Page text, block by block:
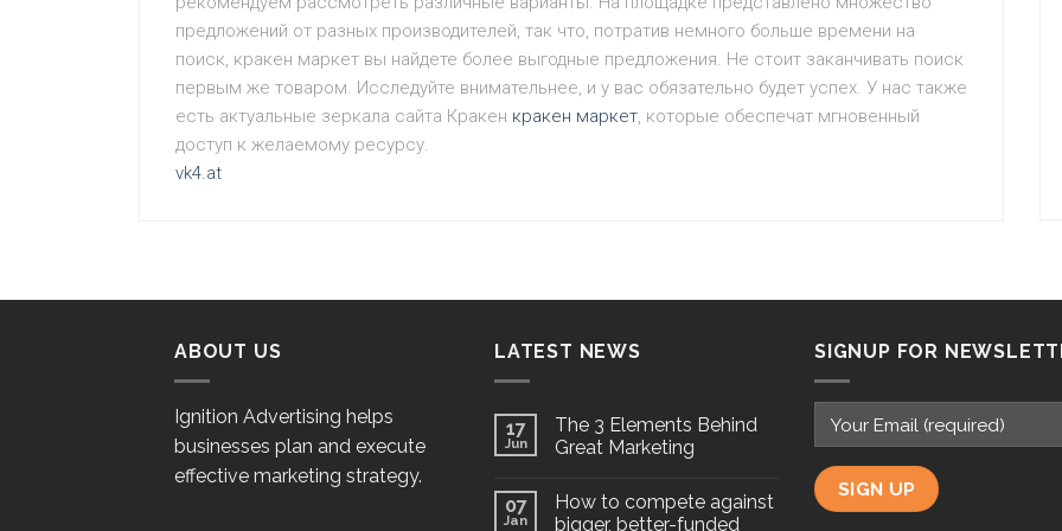
предложений от разных производителей, так что, потратив немного больше времени на
поиск, кракен маркет вы найдете более выгодные предложения. Не стоит заканчивать поиск
первым же товаром. Исследуйте внимательнее, и у вас обязательно будет успех. У нас также
есть актуальные зеркала сайта Кракен кракен маркет, которые обеспечат мгновенный
доступ к желаемому ресурсу.
vk4.at
ABOUT US
Ignition Advertising helps
businesses plan and execute
effective marketing strategy.
LATEST NEWS
17
Jun
The 3 Elements Behind
Great Marketing
07
Jan
How to compete against
bigger, better-funded
SIGNUP FOR